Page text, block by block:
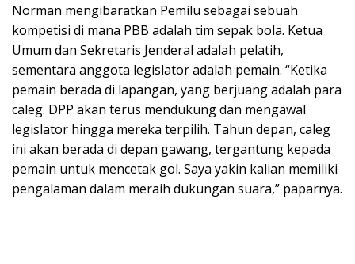
Norman mengibaratkan Pemilu sebagai sebuah
kompetisi di mana PBB adalah tim sepak bola. Ketua
Umum dan Sekretaris Jenderal adalah pelatih,
sementara anggota legislator adalah pemain. “Ketika
pemain berada di lapangan, yang berjuang adalah para
caleg. DPP akan terus mendukung dan mengawal
legislator hingga mereka terpilih. Tahun depan, caleg
ini akan berada di depan gawang, tergantung kepada
pemain untuk mencetak gol. Saya yakin kalian memiliki
pengalaman dalam meraih dukungan suara,” paparnya.